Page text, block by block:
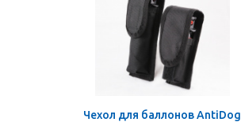
Чехол для баллонов AntiDog